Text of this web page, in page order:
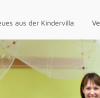
aus der Kindervilla